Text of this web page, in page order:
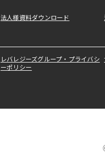
法人様資料ダウンロード
レバレジーズグループ・プライバシ
ーポリシー